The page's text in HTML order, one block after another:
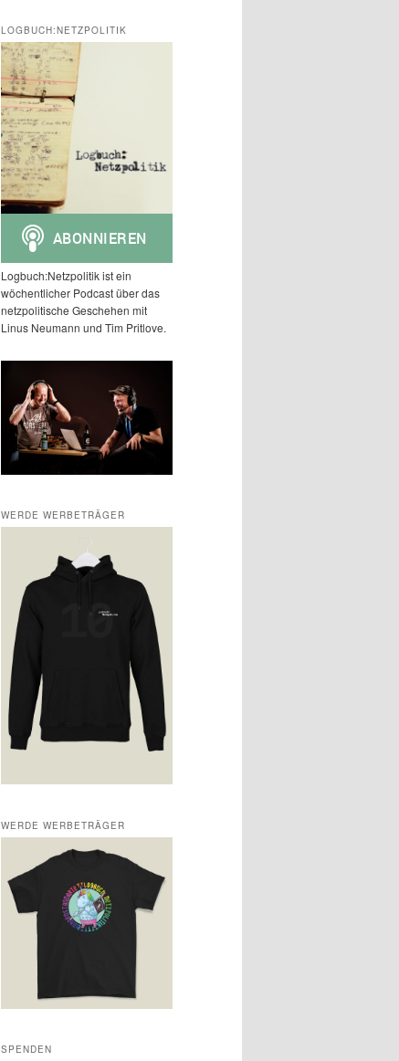
LOGBUCH:NETZPOLITIK
Logbuch:Netzpolitik ist ein
wöchentlicher Podcast über das
netzpolitische Geschehen mit
Linus Neumann und Tim Pritlove.
WERDE WERBETRÄGER
WERDE WERBETRÄGER
SPENDEN